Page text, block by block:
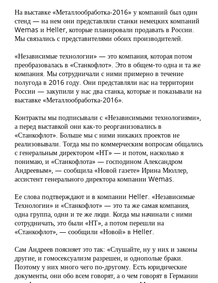
На выставке «Металлообработка-2016» у компаний был один
стенд — на нем они представляли станки немецких компаний
Wemas и Heller, которые планировали продавать в России.
Мы связались с представителями обоих производителей.
«Независимые технологии» — это компания, которая потом
преобразовалась в «Станкофлот». Это в общем-то одна и та же
компания. Мы сотрудничали с ними примерно в течение
полугода в 2016 году. Они представляли нас на территории
России — закупили у нас два станка, которые и показывали на
выставке «Металлообработка-2016».
Контракты мы подписывали с «Независимыми технологиями»,
а перед выставкой они как-то реорганизовались в
«Станкофлот». Больше мы с ними никаких проектов не
реализовывали. Тогда мы по коммерческим вопросам общались
с генеральным директором «НТ» — и потом, насколько я
понимаю, и «Станкофлота» — господином Александром
Андреевым», — сообщила «Новой газете» Ирина Мюллер,
ассистент генерального директора компании Wemas.
Ее слова подтверждают и в компании Heller. «Независимые
Технологии» и «Станкофлот» — это та же самая компания,
одна группа, одни и те же люди. Когда мы начинали с ними
сотрудничать, это были «НТ», а потом перешли на
«Станкофлот», — сообщили «Новой» в Heller.
Сам Андреев поясняет это так: «Слушайте, ну у них и законы
другие, и гомосексуализм разрешен, и однополые браки.
Поэтому у них много чего по-другому. Есть юридические
документы, они обо всем говорят, а о чем говорят в Германии